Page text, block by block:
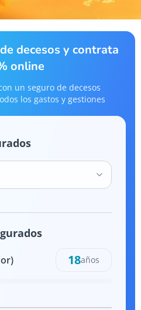
decesos y contrata
online
un seguro de decesos
los gastos y gestiones
18años